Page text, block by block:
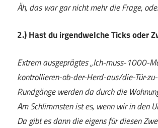
Äh, das war gar nicht mehr die Frage,
2.) Hast du irgendwelche Ticks oder
Extrem ausgeprägtes „Ich-muss-1000-
kontrollieren-ob-der-Herd-aus/die-Tür-zu-
Rundgänge werden da durch die
Am Schlimmsten ist es, wenn wir in den
Da gibt es dann die eigens für diesen